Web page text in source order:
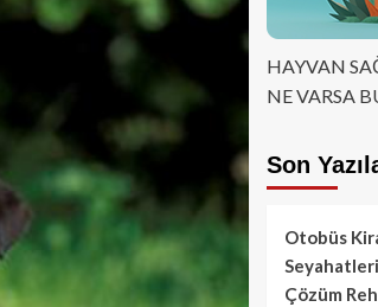
HAYVAN
NE VARSA
Son
Otobüs
Çözüm